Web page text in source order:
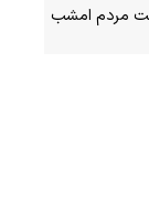
مردم امشب